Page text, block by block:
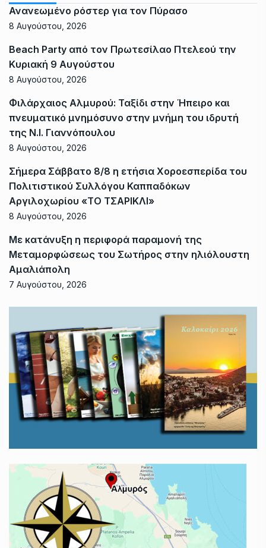
Ανανεωμένο ρόστερ για τον Πύρασο
8 Αυγούστου, 2026
Beach Party από τον Πρωτεσίλαο Πτελεού την
Κυριακή 9 Αυγούστου
8 Αυγούστου, 2026
Φιλάρχαιος Αλμυρού: Ταξίδι στην Ήπειρο και
πνευματικό μνημόσυνο στην μνήμη του ιδρυτή
της Ν.Ι. Γιαννόπουλου
8 Αυγούστου, 2026
Σήμερα Σάββατο 8/8 η ετήσια Χοροεσπερίδα του
Πολιτιστικού Συλλόγου Καππαδόκων
Αργιλοχωρίου «ΤΟ ΤΣΑΡΙΚΛΙ»
8 Αυγούστου, 2026
Με κατάνυξη η περιφορά παραμονή της
Μεταμορφώσεως του Σωτήρος στην ηλιόλουστη
Αμαλιάπολη
7 Αυγούστου, 2026